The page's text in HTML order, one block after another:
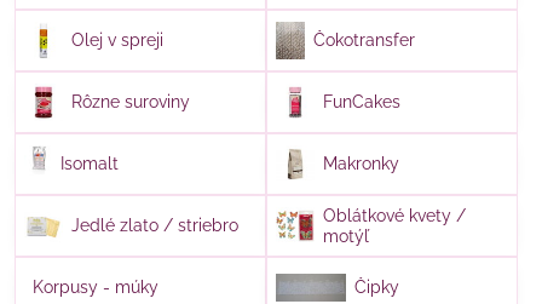
Olej v spreji Čokotransfer
Rôzne suroviny FunCakes
Isomalt Makronky
Jedlé zlato / striebro
Oblátkové kvety /
motýľ
Korpusy - múky Čipky